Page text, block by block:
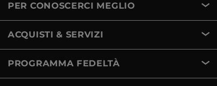
PER CONOSCERCI MEGLIO
ACQUISTI & SERVIZI
PROGRAMMA FEDELTÀ